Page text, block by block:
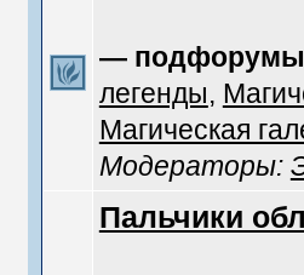
—
легенды,
Магическая
Модераторы:
Пальчики